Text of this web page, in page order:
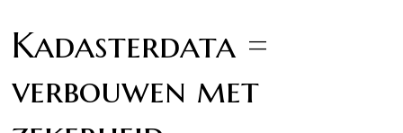
Kadasterdata =
verbouwen met